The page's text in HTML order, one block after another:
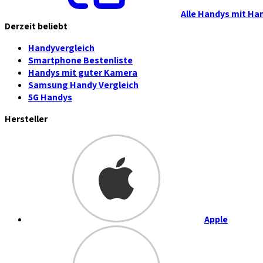
Alle Handys mit
Derzeit beliebt
Handyvergleich
Smartphone Bestenliste
Handys mit guter Kamera
Samsung Handy Vergleich
5G Handys
Hersteller
Apple